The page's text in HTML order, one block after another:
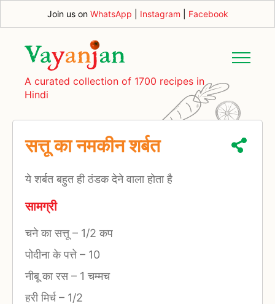
Join us on WhatsApp Instagram Facebook
A curated collection of 1700 recipes in
Hindi
सत्तू का नमकीन शर्बत
ये शर्बत बहुत ही ठंडक देने वाला होता है
सामग्री
चने का सत्तू– 1/2 कप
पोदीना के पत्ते– 10
नीबू का रस– 1 चम्मच
हरी मिर्च– 1/2